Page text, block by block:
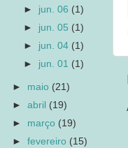
► jun. 06 (1)
► jun. 05 (1)
► jun. 04 (1)
► jun. 01 (1)
► maio (21)
►abril (19)
► março (19)
►fevereiro (15)